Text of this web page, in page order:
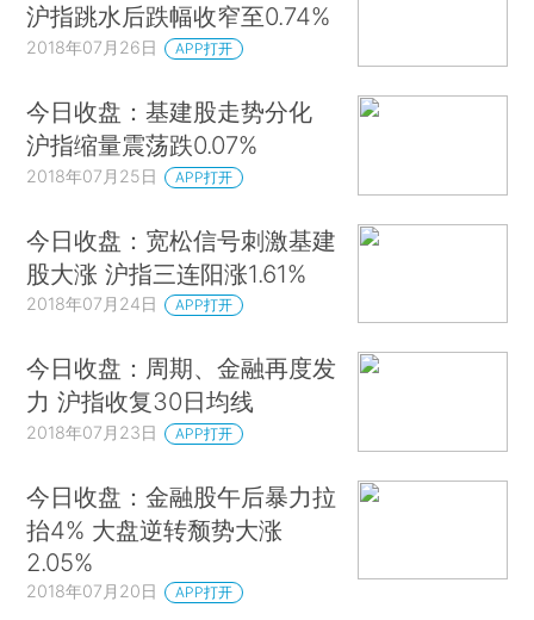
沪指跳水后跌幅收窄至0.74%
2018年07月26日 APP打开
今日收盘：基建股走势分化
沪指缩量震荡跌0.07%
2018年07月25日 APP打开
今日收盘：宽松信号刺激基建
股大涨 沪指三连阳涨1.61%
2018年07月24日 APP打开
今日收盘：周期、金融再度发
力 沪指收复30日均线
2018年07月23日 APP打开
今日收盘：金融股午后暴力拉
抬4% 大盘逆转颓势大涨
2.05%
2018年07月20日 APP打开